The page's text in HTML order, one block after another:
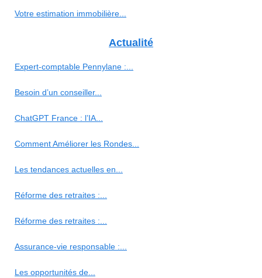
Votre estimation immobilière...
Actualité
Expert-comptable Pennylane :...
Besoin d’un conseiller...
ChatGPT France : l’IA...
Comment Améliorer les Rondes...
Les tendances actuelles en...
Réforme des retraites :...
Réforme des retraites :...
Assurance-vie responsable :...
Les opportunités de...